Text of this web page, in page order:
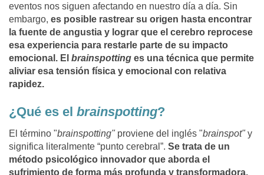
eventos nos siguen afectando en nuestro día a día. Sin
embargo, es posible rastrear su origen hasta encontrar
la fuente de angustia y lograr que el cerebro reprocese
esa experiencia para restarle parte de su impacto
emocional. El brainspotting es una técnica que permite
aliviar esa tensión física y emocional con relativa
rapidez.
¿Qué es el brainspotting?
El término "brainspotting"proviene del inglés "brainspot"y
significa literalmente “punto cerebral”. Se trata de un
método psicológico innovador que aborda el
sufrimiento de forma más profunda y transformadora,